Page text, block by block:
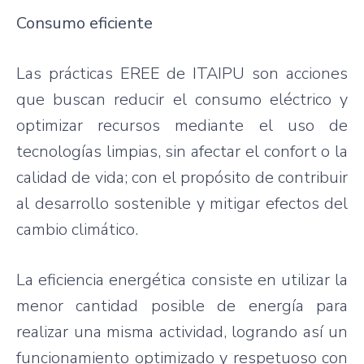
Consumo eficiente
Las prácticas EREE de ITAIPU son acciones
que buscan reducir el consumo eléctrico y
optimizar recursos mediante el uso de
tecnologías limpias, sin afectar el confort o la
calidad de vida; con el propósito de contribuir
al desarrollo sostenible y mitigar efectos del
cambio climático.
La eficiencia energética consiste en utilizar la
menor cantidad posible de energía para
realizar una misma actividad, logrando así un
funcionamiento optimizado y respetuoso con